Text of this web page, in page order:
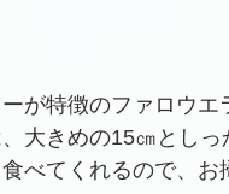
が特徴のファロウエ
大きめの15㎝としっ
べてくれるので、